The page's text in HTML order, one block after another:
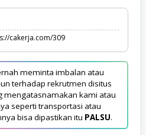
cakerja.com/309
meminta imbalan atau
terhadap rekrutmen disitus
mengatasnamakan kami atau
seperti transportasi atau
bisa dipastikan itu PALSU.